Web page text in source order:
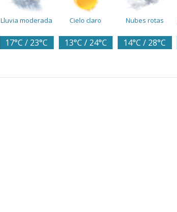
Lluvia moderada
17°C / 23°C
Cielo claro
13°C / 24°C
Nubes rotas
14°C / 28°C